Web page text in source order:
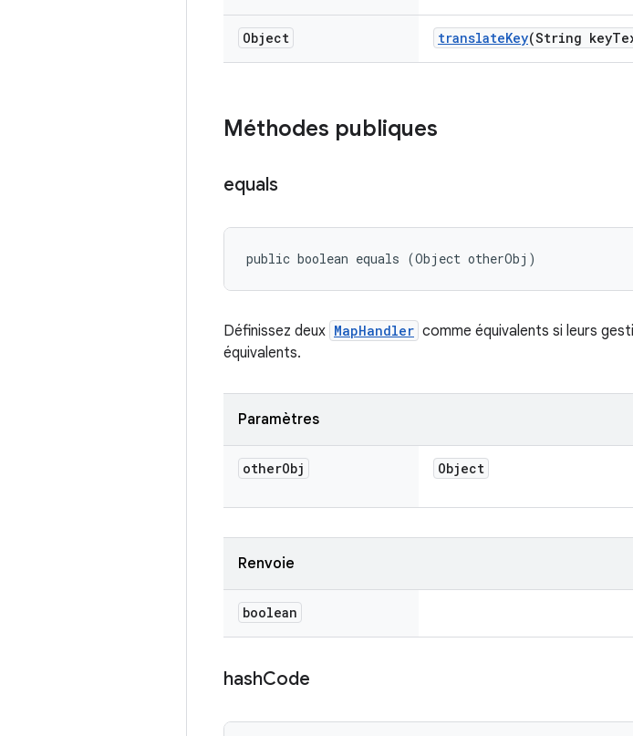
Object translateKey(String key
Méthodes publiques
equals
public boolean equals (Object otherObj)
Définissez deux MapHandler comme équivalents si leurs
équivalents.
Paramètres
otherObj Object
Renvoie
boolean
hashCode